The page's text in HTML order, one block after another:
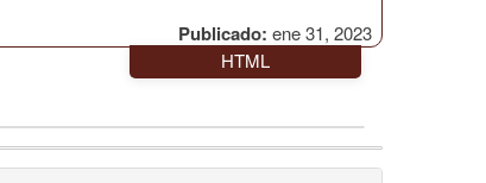
Publicado: ene 31, 2023
HTML